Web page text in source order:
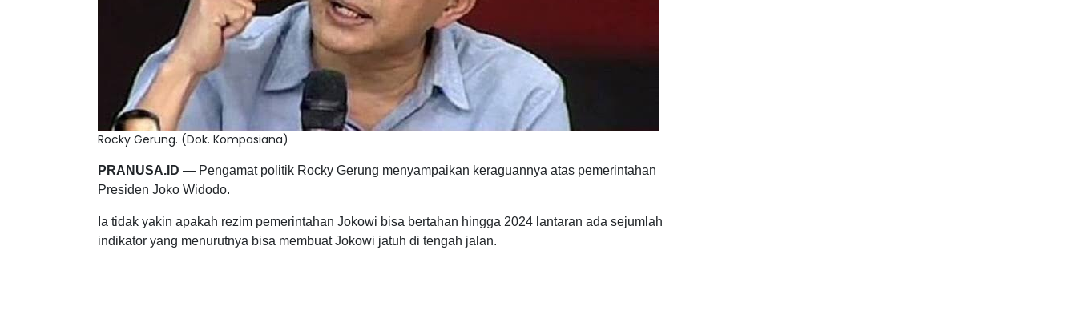
Rocky Gerung. (Dok. Kompasiana)
PRANUSA.ID — Pengamat politik Rocky Gerung menyampaikan keraguannya atas pemerintahan
Presiden Joko Widodo.
Ia tidak yakin apakah rezim pemerintahan Jokowi bisa bertahan hingga 2024 lantaran ada sejumlah
indikator yang menurutnya bisa membuat Jokowi jatuh di tengah jalan.